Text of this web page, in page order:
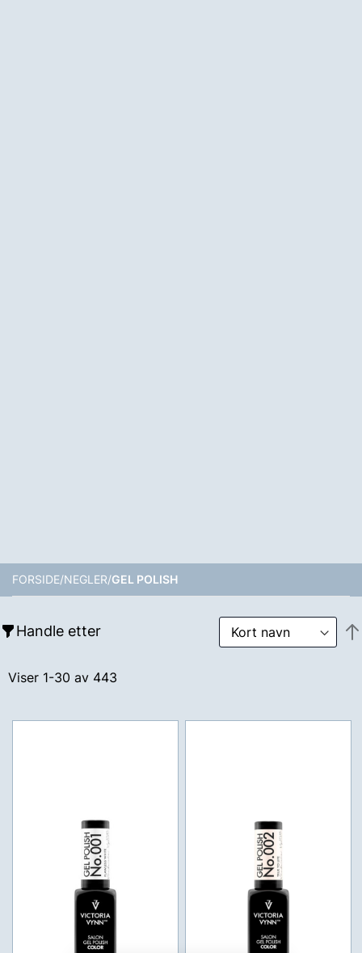
FORSIDE NEGLER GEL POLISH
Handle etter
Viser 1-30 av 443